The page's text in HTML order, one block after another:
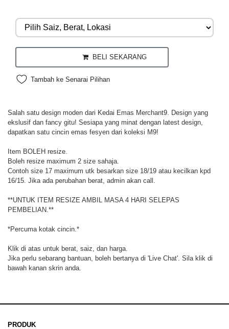
BELI SEKARANG
Tambah ke Senarai Pilihan
Salah satu design moden dari Kedai Emas Merchant9. Design yang
ekslusif dan fancy gitu! Sesiapa yang minat dengan latest design,
dapatkan satu cincin emas fesyen dari koleksi M9!
Item BOLEH resize.
Boleh resize maximum 2 size sahaja.
Contoh size 17 maximum utk besarkan size 18/19 atau kecilkan kpd
16/15. Jika ada perubahan berat, admin akan call.
**UNTUK ITEM RESIZE AMBIL MASA 4 HARI SELEPAS
PEMBELIAN.**
*Percuma kotak cincin.*
Klik di atas untuk berat, saiz, dan harga.
Jika perlu sebarang bantuan, boleh bertanya di 'Live Chat'. Sila klik di
bawah kanan skrin anda.
PRODUK